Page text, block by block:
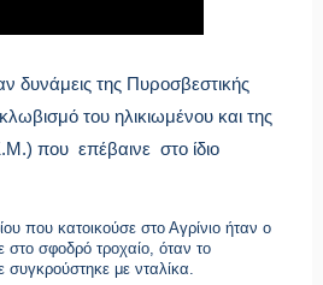
δυνάμεις της Πυροσβεστικής
του ηλικιωμένου και της
που επέβαινε στο ίδιο
που κατοικούσε στο Αγρίνιο ήταν ο
σφοδρό τροχαίο, όταν το
συγκρούστηκε με νταλίκα.